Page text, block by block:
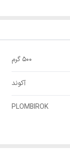
500 گرم
آکوند
PLOMBIROK